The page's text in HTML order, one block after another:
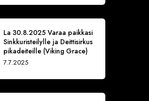
La 30.8.2025 Varaa paikkasi
Sinkkuristeilylle ja Deittisirkus
pikadeiteille (Viking Grace)
7.7.2025